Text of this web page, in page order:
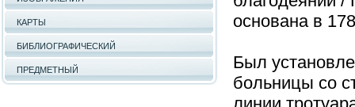
КАРТЫ
БИБЛИОГРАФИЧЕСКИЙ
ПРЕДМЕТНЫЙ
основана в
Был
больницы со